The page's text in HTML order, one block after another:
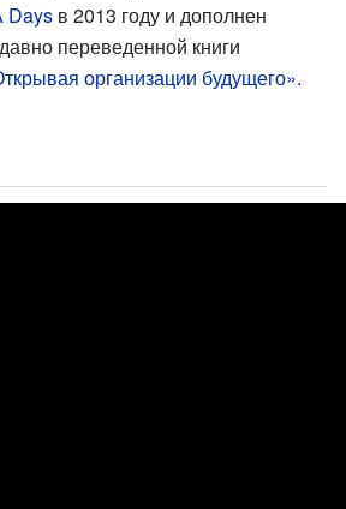
Days в 2013 году и дополнен
переведенной книги
организации будущего».